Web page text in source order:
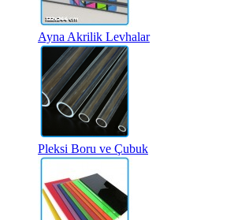
Ayna Akrilik Levhalar
Pleksi Boru ve Çubuk